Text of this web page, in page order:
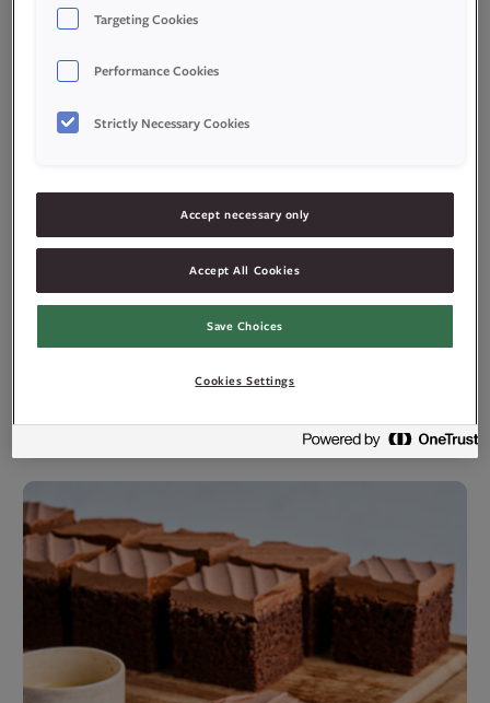
Vaniljemuffins
Targeting Cookies
Performance Cookies
Strictly Necessary Cookies
Accept necessary only
Accept All Cookies
Save Choices
Cookies Settings